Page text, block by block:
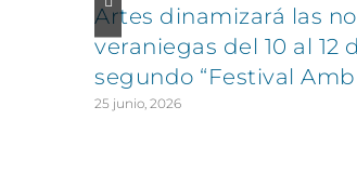
Artes dinamizará las
veraniegas del 10 al 12
segundo “Festival
25 junio, 2026